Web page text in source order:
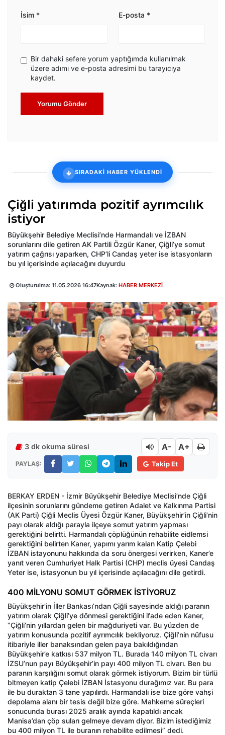
İsim * E-posta *
Bir dahaki sefere yorum yaptığımda kullanılmak
üzere adımı ve e-posta adresimi bu tarayıcıya
kaydet.
Yorumu Gönder
SIRADAKİ HABER YÜKLENDİ
Çiğli yatırımda pozitif ayrımcılık
istiyor
Büyükşehir Belediye Meclisi’nde Harmandalı ve İZBAN
sorunlarını dile getiren AK Partili Özgür Kaner, Çiğli’ye somut
yatırım çağrısı yaparken, CHP’li Candaş yeter ise istasyonların
bu yıl içerisinde açılacağını duyurdu
Oluşturulma: 11.05.2026 16:47Kaynak: HABER MERKEZİ
3 dk okuma süresi A- A+
PAYLAŞ: Takip Et
BERKAY ERDEN - İzmir Büyükşehir Belediye Meclisi’nde Çiğli
ilçesinin sorunlarını gündeme getiren Adalet ve Kalkınma Partisi
(AK Parti) Çiğli Meclis Üyesi Özgür Kaner, Büyükşehir’in Çiğli’nin
payı olarak aldığı parayla ilçeye somut yatırım yapması
gerektiğini belirtti. Harmandalı çöplüğünün rehabilite eidlemsi
gerektiğini belirten Kaner, yapımı yarım kalan Katip Çelebi
İZBAN istayonunu hakkında da soru önergesi verirken, Kaner’e
yanıt veren Cumhuriyet Halk Partisi (CHP) meclis üyesi Candaş
Yeter ise, istasyonun bu yıl içerisinde açılacağını dile getirdi.
400 MİLYONU SOMUT GÖRMEK İSTİYORUZ
Büyükşehir’in İller Bankası’ndan Çiğli sayesinde aldığı paranın
yatırım olarak Çiğli’ye dönmesi gerektiğini ifade eden Kaner,
“Çiğli’nin yıllardan gelen bir mağduriyeti var. Bu yüzden de
yatırım konusunda pozitif ayrımcılık bekliyoruz. Çiğli’nin nüfusu
itibariyle iller banaksından gelen paya bakıldığından
Büyükşehir’e katkısı 537 milyon TL. Burada 140 milyon TL civarı
İZSU’nun payı Büyükşehir’in payı 400 milyon TL civarı. Ben bu
paranın karşılığını somut olarak görmek istiyorum. Bizim bir türlü
bitmeyen katip Çelebi İZBAN İstasyonu durağımız var. Bu para
ile bu duraktan 3 tane yapılırdı. Harmandalı ise bize göre vahşi
depolama alanı bir tesis değil bize göre. Mahkeme süreçleri
sonucunda burası 2025 aralık ayında kapatıldı ancak
Manisa’dan çöp suları gelmeye devam diyor. Bizim istediğimiz
bu 400 milyon TL ile buranın rehabilite edilmesi” dedi.